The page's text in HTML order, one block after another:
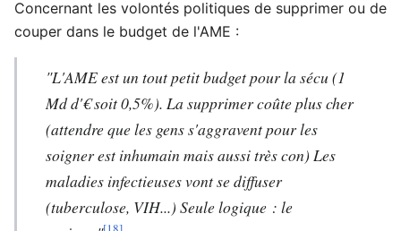
Concernant les volontés politiques de supprimer ou de
couper dans le budget de l'AME :
"L'AME est un tout petit budget pour la sécu (1
Md d'€ soit 0,5%). La supprimer coûte plus cher
(attendre que les gens s'aggravent pour les
soigner est inhumain mais aussi très con) Les
maladies infectieuses vont se diffuser
(tuberculose, VIH...) Seule logique : le